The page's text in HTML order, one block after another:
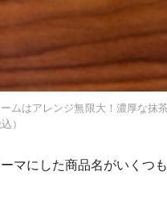
ムはアレンジ無限大！濃厚な抹
）
マにした商品名がいくつ